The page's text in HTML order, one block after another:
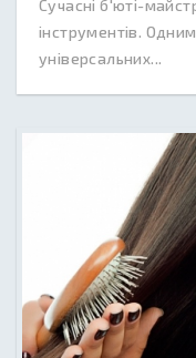
Сучасні б'юті-
інструментів.
універсальних...